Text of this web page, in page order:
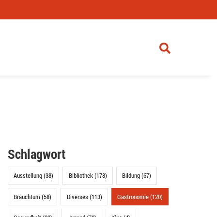
Schlagwort
Ausstellung (38) Bibliothek (178) Bildung (67)
Brauchtum (58) Diverses (113) Gastronomie (120)